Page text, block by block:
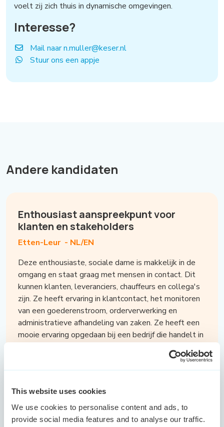
This website uses cookies
We use cookies to personalise content and ads, to
provide social media features and to analyse our traffic.
voelt zij zich thuis in dynamische omgevingen.
Interesse?
Mail naar n.muller@keser.nl
Stuur ons een appje
Andere kandidaten
Enthousiast aanspreekpunt voor
klanten en stakeholders
Etten-Leur - NL/EN
Deze enthousiaste, sociale dame is makkelijk in de
omgang en staat graag met mensen in contact. Dit
kunnen klanten, leveranciers, chauffeurs en collega's
zijn. Ze heeft ervaring in klantcontact, het monitoren
van een goederenstroom, orderverwerking en
administratieve afhandeling van zaken. Ze heeft een
mooie ervaring opgedaan bij een bedrijf die handelt in
verantwoordelijk was voor het ontvangen van
klanten en de communicatie. Vervolgens is zij terecht
tijd heeft gehad. Ze stond hier dagelijks in contact
met veel chauffeurs en de sfeer in een logistieke
omgeving spreekt haar heel erg aan. Uiteindelijk